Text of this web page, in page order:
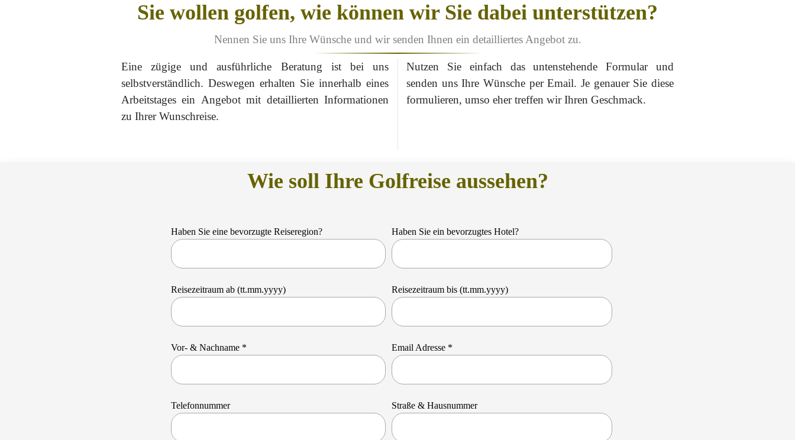
Sie wollen golfen, wie können wir Sie dabei unterstützen?
Nennen Sie uns Ihre Wünsche und wir senden Ihnen ein detailliertes Angebot zu.
Eine zügige und ausführliche Beratung ist bei uns
selbstverständlich. Deswegen erhalten Sie innerhalb eines
Arbeitstages ein Angebot mit detaillierten Informationen
zu Ihrer Wunschreise.
Nutzen Sie einfach das untenstehende Formular und
senden uns Ihre Wünsche per Email. Je genauer Sie diese
formulieren, umso eher treffen wir Ihren Geschmack.
Wie soll Ihre Golfreise aussehen?
Haben Sie eine bevorzugte Reiseregion? Haben Sie ein bevorzugtes Hotel?
Reisezeitraum ab (tt.mm.yyyy) Reisezeitraum bis (tt.mm.yyyy)
Vor- & Nachname * Email Adresse *
Telefonnummer Straße & Hausnummer